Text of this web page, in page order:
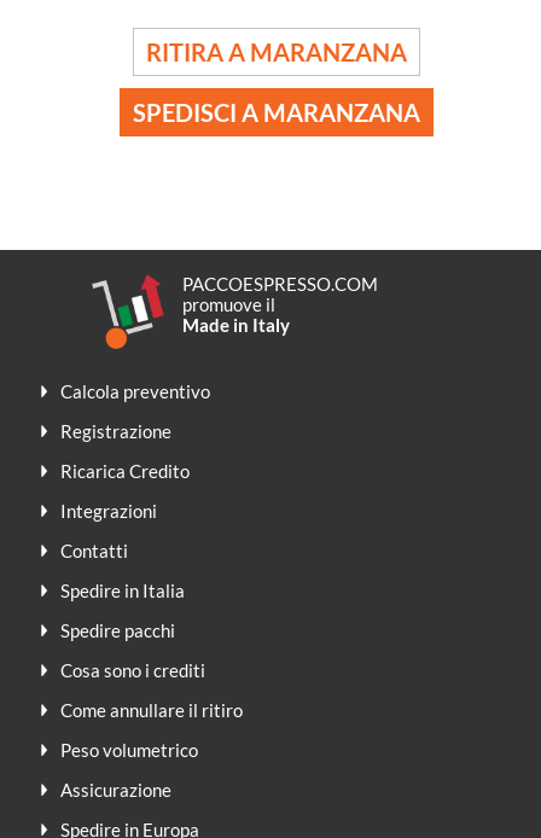
RITIRA A MARANZANA
SPEDISCI A MARANZANA
PACCOESPRESSO.COM
promuove il
Made in Italy
Calcola preventivo
Registrazione
Ricarica Credito
Integrazioni
Contatti
Spedire in Italia
Spedire pacchi
Cosa sono i crediti
Come annullare il ritiro
Peso volumetrico
Assicurazione
Spedire in Europa